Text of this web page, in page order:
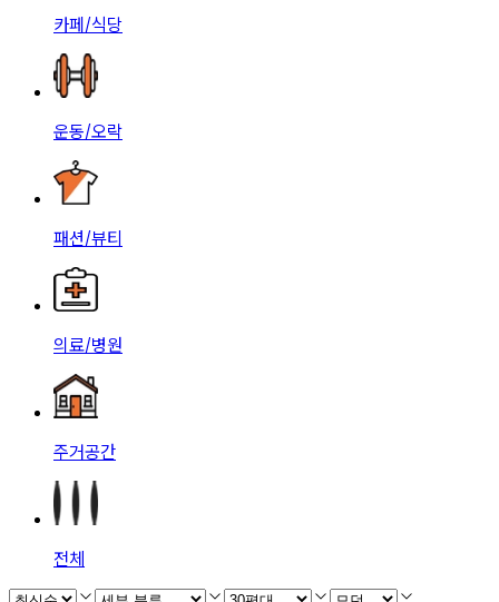
카페/식당
운동/오락
패션/뷰티
의료/병원
주거공간
전체